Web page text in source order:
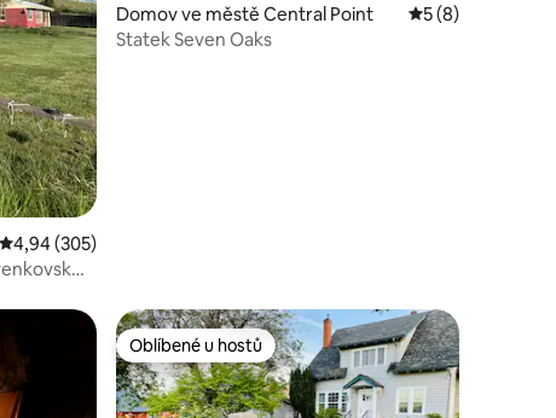
Průměrné hodnocení 4,94 z 5, 305 hodnocení
4,94 (305)
Domov ve městě Central Point Průměrné
5 (8)
Statek Seven Oaks
Oblíbené u hostů
Oblíbené u hostů